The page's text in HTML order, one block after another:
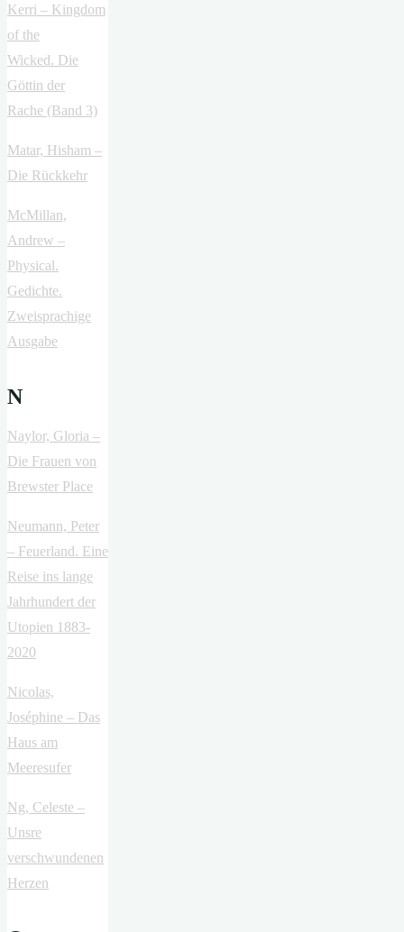
Kerri – Kingdom
of the
Wicked. Die
Göttin der
Rache (Band 3)
Matar, Hisham –
Die Rückkehr
McMillan,
Andrew –
Physical.
Gedichte.
Zweisprachige
Ausgabe
N
Naylor, Gloria –
Die Frauen von
Brewster Place
Neumann, Peter
– Feuerland. Eine
Reise ins lange
Jahrhundert der
Utopien 1883-
2020
Nicolas,
Joséphine – Das
Haus am
Meeresufer
Ng, Celeste –
Unsre
verschwundenen
Herzen